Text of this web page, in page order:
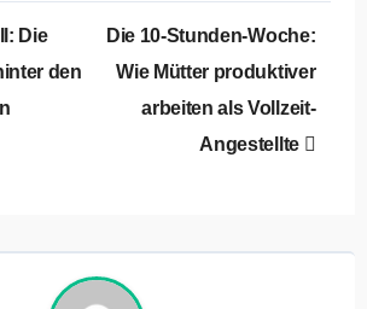
Die
den
Die 10-Stunden-Woche:
Wie Mütter produktiver
arbeiten als Vollzeit-
Angestellte